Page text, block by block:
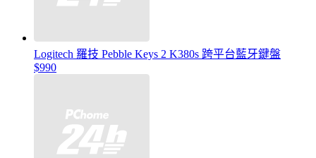
Logitech 羅技 Pebble Keys 2 K380s 跨平台藍牙鍵盤
$990